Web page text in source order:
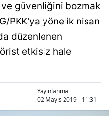
ve güvenliğini bozmak
PKK'ya yönelik nisan
düzenlenen
etkisiz hale
Yayınlanma
02 Mayıs 2019 - 11:31